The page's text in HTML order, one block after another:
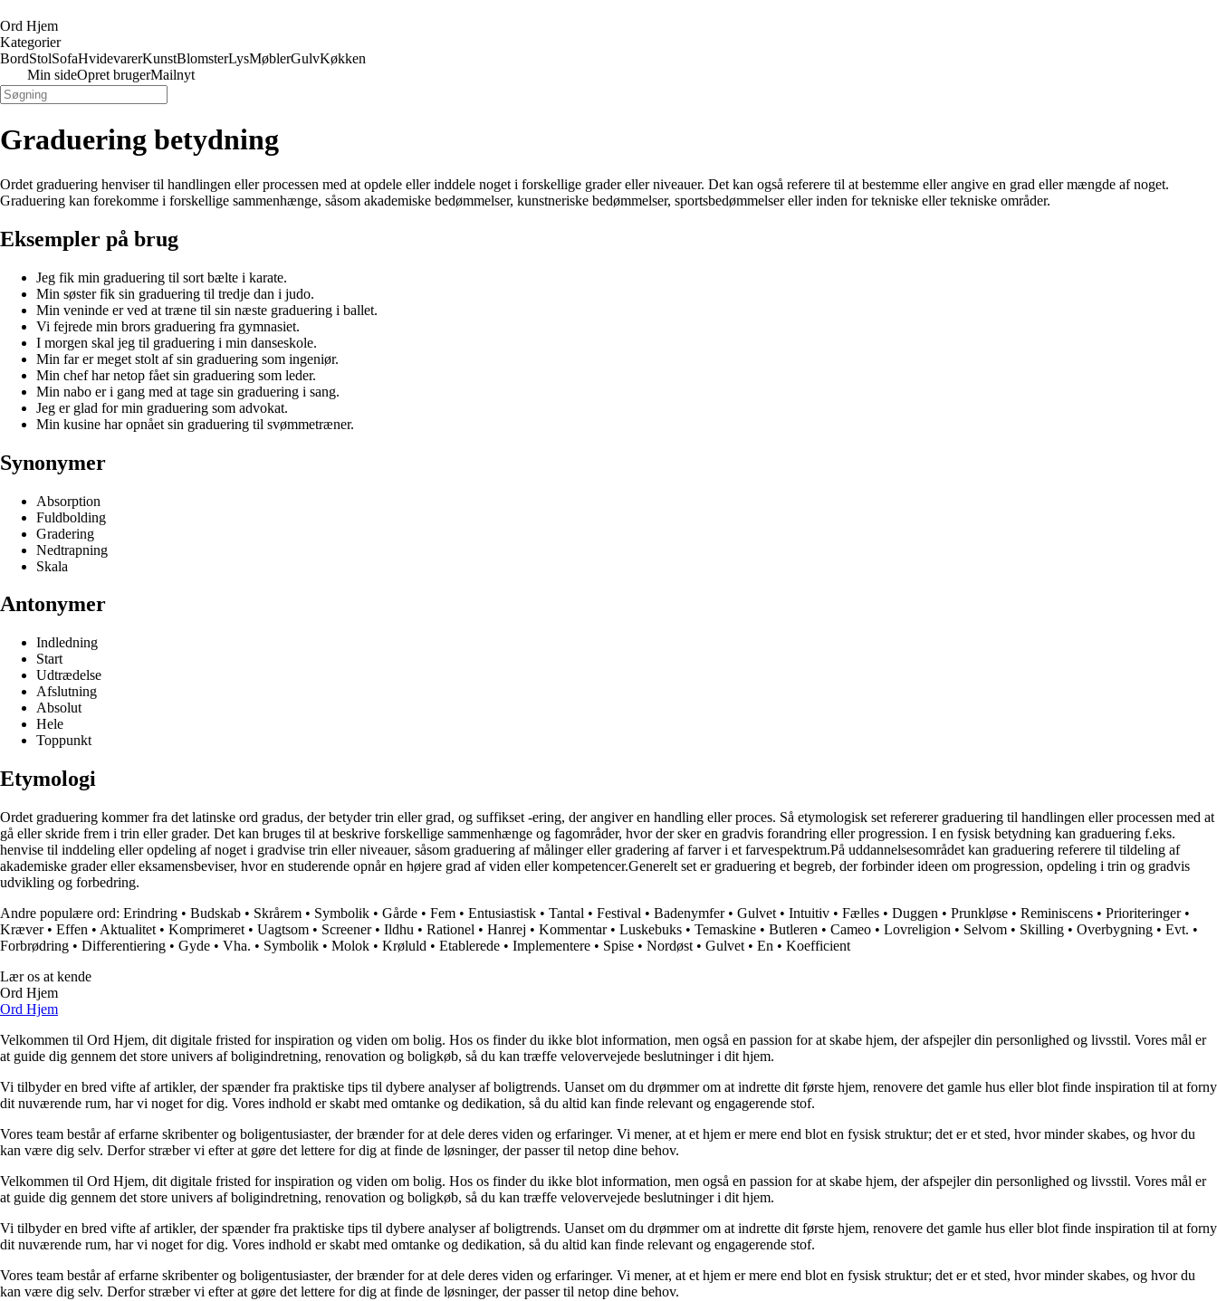
Ord Hjem
Kategorier
BordStolSofaHvidevarerKunstBlomsterLysMøblerGulvKøkken
Min sideOpret brugerMailnyt
Graduering betydning
Ordet graduering henviser til handlingen eller processen med at opdele eller inddele noget i forskellige grader eller niveauer. Det kan også referere til at bestemme eller angive en grad eller mængde af noget.
Graduering kan forekomme i forskellige sammenhænge, såsom akademiske bedømmelser, kunstneriske bedømmelser, sportsbedømmelser eller inden for tekniske eller tekniske områder.
Eksempler på brug
Jeg fik min graduering til sort bælte i karate.
Min søster fik sin graduering til tredje dan i judo.
Min veninde er ved at træne til sin næste graduering i ballet.
Vi fejrede min brors graduering fra gymnasiet.
I morgen skal jeg til graduering i min danseskole.
Min far er meget stolt af sin graduering som ingeniør.
Min chef har netop fået sin graduering som leder.
Min nabo er i gang med at tage sin graduering i sang.
Jeg er glad for min graduering som advokat.
Min kusine har opnået sin graduering til svømmetræner.
Synonymer
Absorption
Fuldbolding
Gradering
Nedtrapning
Skala
Antonymer
Indledning
Start
Udtrædelse
Afslutning
Absolut
Hele
Toppunkt
Etymologi
Ordet graduering kommer fra det latinske ord gradus, der betyder trin eller grad, og suffikset -ering, der angiver en handling eller proces. Så etymologisk set refererer graduering til handlingen eller processen med at
gå eller skride frem i trin eller grader. Det kan bruges til at beskrive forskellige sammenhænge og fagområder, hvor der sker en gradvis forandring eller progression. I en fysisk betydning kan graduering f.eks.
henvise til inddeling eller opdeling af noget i gradvise trin eller niveauer, såsom graduering af målinger eller gradering af farver i et farvespektrum.På uddannelsesområdet kan graduering referere til tildeling af
akademiske grader eller eksamensbeviser, hvor en studerende opnår en højere grad af viden eller kompetencer.Generelt set er graduering et begreb, der forbinder ideen om progression, opdeling i trin og gradvis
udvikling og forbedring.
Andre populære ord: Erindring • Budskab • Skrårem • Symbolik • Gårde • Fem • Entusiastisk • Tantal • Festival • Badenymfer• Gulvet • Intuitiv • Fælles • Duggen • Prunkløse • Reminiscens • Prioriteringer•
Kræver• Effen • Aktualitet • Komprimeret • Uagtsom • Screener• Ildhu • Rationel • Hanrej • Kommentar• Luskebuks • Temaskine • Butleren • Cameo • Lovreligion • Selvom • Skilling • Overbygning • Evt. •
Forbrødring • Differentiering • Gyde • Vha. • Symbolik • Molok • Krøluld • Etablerede • Implementere • Spise • Nordøst • Gulvet • En • Koefficient
Lær os at kende
Ord Hjem
Ord Hjem
Velkommen til Ord Hjem, dit digitale fristed for inspiration og viden om bolig. Hos os finder du ikke blot information, men også en passion for at skabe hjem, der afspejler din personlighed og livsstil. Vores mål er
at guide dig gennem det store univers af boligindretning, renovation og boligkøb, så du kan træffe velovervejede beslutninger i dit hjem.
Vi tilbyder en bred vifte af artikler, der spænder fra praktiske tips til dybere analyser af boligtrends. Uanset om du drømmer om at indrette dit første hjem, renovere det gamle hus eller blot finde inspiration til at forny
dit nuværende rum, har vi noget for dig. Vores indhold er skabt med omtanke og dedikation, så du altid kan finde relevant og engagerende stof.
Vores team består af erfarne skribenter og boligentusiaster, der brænder for at dele deres viden og erfaringer. Vi mener, at et hjem er mere end blot en fysisk struktur; det er et sted, hvor minder skabes, og hvor du
kan være dig selv. Derfor stræber vi efter at gøre det lettere for dig at finde de løsninger, der passer til netop dine behov.
Velkommen til Ord Hjem, dit digitale fristed for inspiration og viden om bolig. Hos os finder du ikke blot information, men også en passion for at skabe hjem, der afspejler din personlighed og livsstil. Vores mål er
at guide dig gennem det store univers af boligindretning, renovation og boligkøb, så du kan træffe velovervejede beslutninger i dit hjem.
Vi tilbyder en bred vifte af artikler, der spænder fra praktiske tips til dybere analyser af boligtrends. Uanset om du drømmer om at indrette dit første hjem, renovere det gamle hus eller blot finde inspiration til at forny
dit nuværende rum, har vi noget for dig. Vores indhold er skabt med omtanke og dedikation, så du altid kan finde relevant og engagerende stof.
Vores team består af erfarne skribenter og boligentusiaster, der brænder for at dele deres viden og erfaringer. Vi mener, at et hjem er mere end blot en fysisk struktur; det er et sted, hvor minder skabes, og hvor du
kan være dig selv. Derfor stræber vi efter at gøre det lettere for dig at finde de løsninger, der passer til netop dine behov.